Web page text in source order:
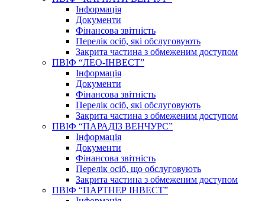
Інформація
Документи
Фінансова звітність
Перелік осіб, які обслуговують
Закрита частина з обмеженим доступом
ПВІФ “ЛЕО-ІНВЕСТ”
Інформація
Документи
Фінансова звітність
Перелік осіб, які обслуговують
Закрита частина з обмеженим доступом
ПВІФ “ПАРАДІЗ ВЕНЧУРС”
Інформація
Документи
Фінансова звітність
Перелік осіб, що обслуговують
Закрита частина з обмеженим доступом
ПВІФ “ПАРТНЕР ІНВЕСТ”